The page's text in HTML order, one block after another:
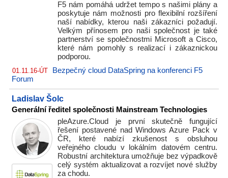
F5 nám pomáhá udržet tempo s našimi plány a
poskytuje nám možnosti pro flexibilní rozšíření
naší nabídky, kterou naši zákazníci požadují.
Velkým přínosem pro naši společnost je také
partnerství se společnostmi Microsoft a Cisco,
které nám pomohly s realizací i zákaznickou
podporou.
01.11.16-ÚT
Bezpečný cloud DataSpring na konferenci F5
Forum
Ladislav Šolc
Generální ředitel společnosti Mainstream Technologies
pleAzure.Cloud je první skutečně fungující
řešení postavené nad Windows Azure Pack v
ČR, které nabízí zkušenost s obsluhou
veřejného cloudu v lokálním datovém centru.
Robustní architektura umožňuje bez výpadkově
celý systém aktualizovat a rozvíjet nové služby
za chodu.